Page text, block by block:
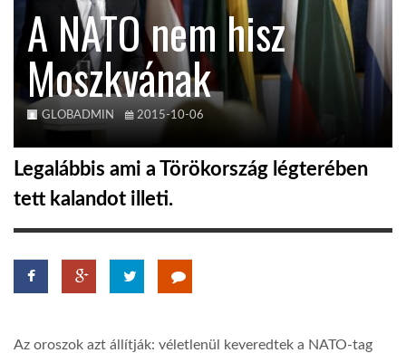
AUSZTRÁLIA
A VILÁG ITTHON
A NATO nem hisz
Moszkvának
GLOBADMIN 2015-10-06
Legalábbis ami a Törökország légterében
tett kalandot illeti.
Az oroszok azt állítják: véletlenül keveredtek a NATO-tag